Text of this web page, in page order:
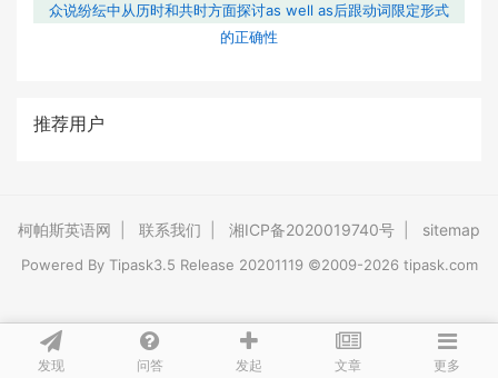
发现 问答 发起 文章 更多
众说纷纭中从历时和共时方面探讨as well as后跟动词限定形式
的正确性
推荐用户
柯帕斯英语网 联系我们 湘ICP备2020019740号 sitemap
Powered By Tipask3.5 Release 20201119 ©2009-2026 tipask.com